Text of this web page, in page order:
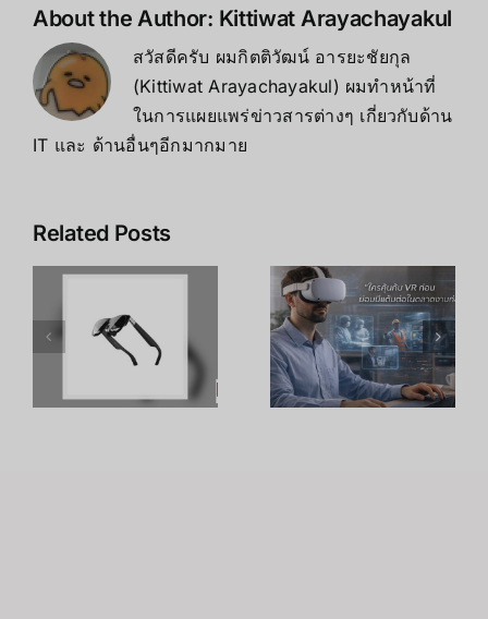
ล่า
About the Author: Kittiwat Arayachayakul
สวัสดีครับ ผมกิตติวัฒน์ อารยะชัยกุล
(Kittiwat Arayachayakul) ผมทำหน้าที่
ในการแผยแพร่ข่าวสารต่างๆ เกี่ยวกับด้าน
IT และ ด้านอื่นๆอีกมากมาย
Related Posts
Metaverse:
โอกาสทองที่
คุณเตรียมตัว
เพิ่ม
ประสิทธิภาพ
การเรียนรู้
ของพนักงาน
ด้วย